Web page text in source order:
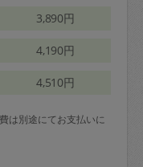
3,890円
4,190円
4,510円
は別途にてお支払いに